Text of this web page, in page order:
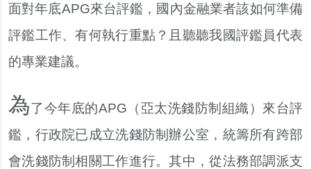
面對年底APG來台評鑑，國內金融業者該如何準備
評鑑工作、有何執行重點？且聽聽我國評鑑員代表
的專業建議。
為了今年底的APG（亞太洗錢防制組織）來台評
鑑，行政院已成立洗錢防制辦公室，統籌所有跨部
會洗錢防制相關工作進行。其中，從法務部調派支